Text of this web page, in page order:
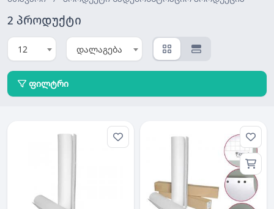
2 პროდუქტი
12 დალაგება
ფილტრი